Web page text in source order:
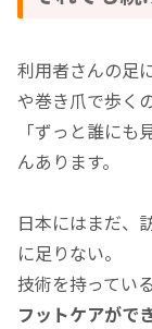
利用者さんの足
や巻き爪で歩く
「ずっと誰に
んあります。
日本にはまだ、
に足りない。
技術を持ってい
フットケアがで